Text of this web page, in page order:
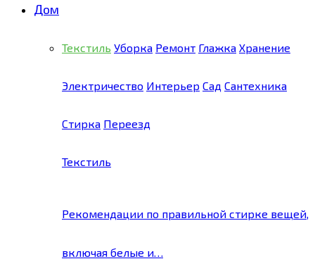
Дом
Текстиль Уборка Ремонт Глажка Хранение
Электричество Интерьер Сад Сантехника
Стирка Переезд
Текстиль
Рекомендации по правильной стирке вещей,
включая белые и…